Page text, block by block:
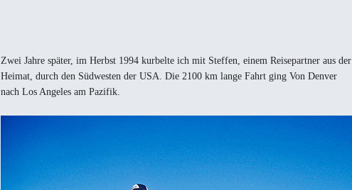
Zwei Jahre später, im Herbst 1994 kurbelte ich mit Steffen, einem Reisepartner aus der
Heimat, durch den Südwesten der USA. Die 2100 km lange Fahrt ging Von Denver
nach Los Angeles am Pazifik.